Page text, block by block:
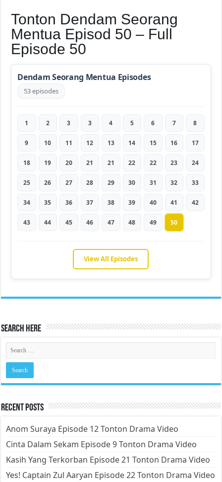
Tonton Dendam Seorang
Mentua Episod 50 – Full
Episode 50
Dendam Seorang Mentua Episodes
53 episodes
1 2 3 3 4 5 6 7 8
9 10 11 12 13 14 15 16 17
18 19 20 21 21 22 22 23 24
25 26 27 28 29 30 31 32 33
34 35 36 37 38 39 40 41 42
43 44 45 46 47 48 49 50
View All Episodes
Search Here
Recent Posts
Anom Suraya Episode 12 Tonton Drama Video
Cinta Dalam Sekam Episode 9 Tonton Drama Video
Kasih Yang Terkorban Episode 21 Tonton Drama Video
Yes! Captain Zul Aaryan Episode 22 Tonton Drama Video